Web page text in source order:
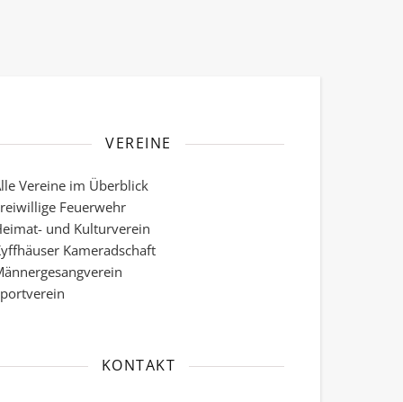
VEREINE
Vereine im Überblick
Feuerwehr
und Kulturverein
Kameradschaft
KONTAKT